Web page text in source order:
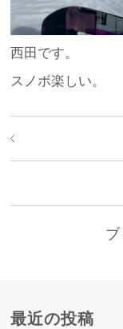
西田です。
スノボ楽しい。
最近の投稿